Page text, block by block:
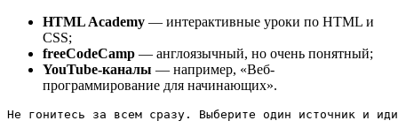
HTML Academy — интерактивные уроки по HTML и
CSS;
freeCodeCamp — англоязычный, но очень понятный;
YouTube-каналы — например, «Веб-
программирование для начинающих».
Не гонитесь за всем сразу. Выберите один источник и